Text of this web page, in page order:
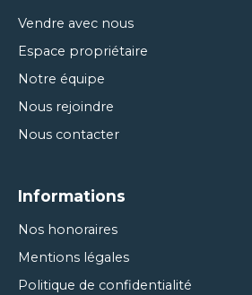
Vendre avec nous
Espace propriétaire
Notre équipe
Nous rejoindre
Nous contacter
Informations
Nos honoraires
Mentions légales
Politique de confidentialité